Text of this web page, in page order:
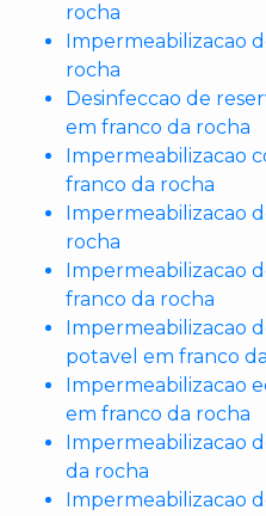
rocha
Impermeabilizacao
rocha
Desinfeccao de
em franco da rocha
Impermeabilizacao
franco da rocha
Impermeabilizacao
rocha
Impermeabilizacao
franco da rocha
Impermeabilizacao
potavel em franco
Impermeabilizacao
em franco da rocha
Impermeabilizacao
da rocha
Impermeabilizacao